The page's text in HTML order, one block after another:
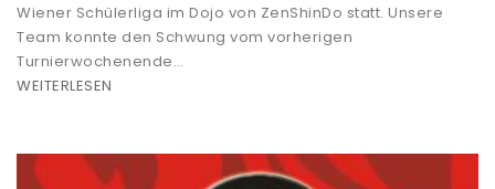
Wiener Schülerliga im Dojo von ZenShinDo statt. Unsere
Team konnte den Schwung vom vorherigen
Turnierwochenende…
WEITERLESEN